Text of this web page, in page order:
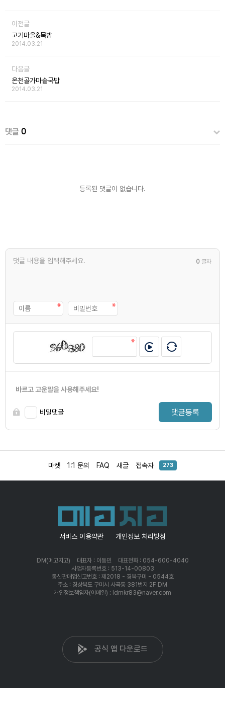
이전글
고기마을&묵밥
2014.03.21
다음글
온천골가마솥국밥
2014.03.21
댓글 0
등록된 댓글이 없습니다.
0 글자
바르고 고운말을 사용해주세요!
비밀댓글 댓글등록
마켓 1:1 문의 FAQ 새글 접속자 273
서비스 이용약관 개인정보 처리방침
DM(메고지고) 대표자 : 이동민
대표전화 : 054-600-4040
사업자등록번호 : 513-14-00803
통신판매업신고번호 : 제2018 - 경북구미 - 0544호
주소 : 경상북도 구미시 사곡동 381번지 2F DM
개인정보책임자(이메일) : ldmkr83@naver.com
공식 앱 다운로드